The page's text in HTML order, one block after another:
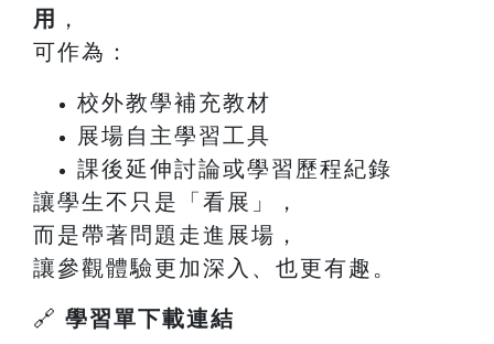
用
，
可作為：
校外教學補充教材
展場自主學習工具
課後延伸討論或學習歷程紀錄
讓學生不只是「看展」，
而是帶著問題走進展場，
讓參觀體驗更加深入、也更有趣。
🔗 學習單下載連結